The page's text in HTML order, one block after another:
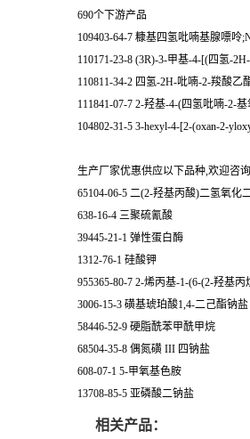
690个下游产品
109403-64-7 糠基四氢吡喃基腺嘌
110171-23-8 (3R)-3-甲基-4-[(四氢-
110811-34-2 四氢-2H-吡喃-2-羧酸乙
111841-07-7 2-羟基-4-(四氢吡喃-2-
104802-31-5 3-hexyl-4-[2-(oxan-2-
生产厂家优惠供应以下品种,欢迎咨
65104-06-5 二(2-羟基丙酸)二氢氧化
638-16-4 三聚硫氰酸
39445-21-1 弹性蛋白酶
1312-76-1 硅酸钾
955365-80-7 2-烯丙基-1-(6-(2-羟基
3006-15-3 磺基琥珀酸1,4-二己酯钠盐
58446-52-9 硬脂酰苯甲酰甲烷
68504-35-8 偶氮磺 III 四钠盐
608-07-1 5-甲氧基色胺
13708-85-5 亚磷酸二钠盐
相关产品：